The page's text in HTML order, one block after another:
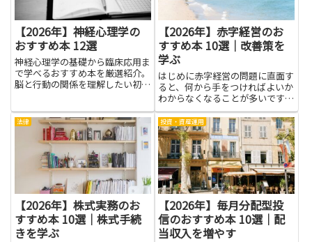
【2026年】神経心理学の
おすすめ本 12選
神経心理学の基礎から臨床応用ま
で学べるおすすめ本を厳選紹介。
脳と行動の関係を理解したい初心
【2026年】赤字経営のお
すすめ本 10選｜改善策を
学ぶ
はじめに赤字経営の問題に直面す
ると、何から手をつければよいか
わからなくなることが多いです。
本で改善策を学ぶと、損益構造の
見方やキャッシュフロー管理、コ
スト削減と収益改善のバランスな
ど、実務で役立つ知識を効率的に
取り入れられます。具体的な事
例...
法律
【2026年】株式実務のお
すすめ本 10選｜株式手続
きを学ぶ
投資・資産運用
【2026年】毎月分配型投
信のおすすめ本 10選｜配
当収入を増やす